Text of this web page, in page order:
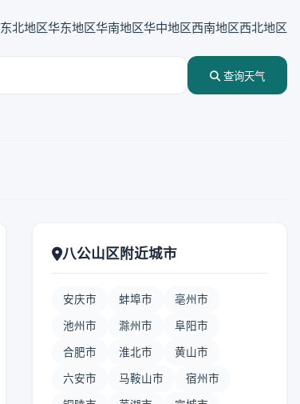
东北地区华东地区华南地区华中地区西南地区西北地区
查询天气
八公山区附近城市
安庆市 蚌埠市 亳州市
池州市 滁州市 阜阳市
合肥市 淮北市 黄山市
六安市 马鞍山市 宿州市